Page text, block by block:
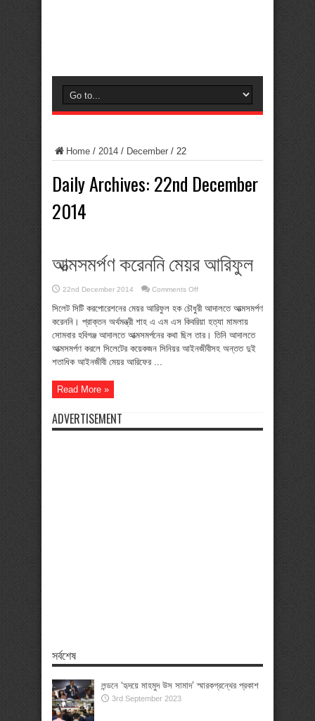
Home / 2014 / December / 22
Daily Archives: 22nd December
2014
আত্মসমর্পণ করেননি মেয়র আরিফুল
22nd December 2014 Comments Offon
করেননি
মেয়র
আরিফুল
সিলেট সিটি করপোরেশনের মেয়র আরিফুল হক চৌধুরী আদালতে আত্মসমর্পণ
করেননি। প্রাক্তন অর্থমন্ত্রী শাহ এ এম এস কিবরিয়া হত্যা মামলায়
সোমবার হবিগঞ্জ আদালতে আত্মসমর্পনের কথা ছিল তার। তিনি আদালতে
আত্মসমর্পণ করলে সিলেটের কয়েকজন সিনিয়র আইনজীবীসহ অন্তত দুই
শতাধিক আইনজীবী মেয়র আরিফের ...
Read More »
ADVERTISEMENT
সর্বশেষ
লন্ডনে ‘হৃদয়ে মাহমুদ উস সামাদ’ স্মারকগ্রন্থের প্রকাশ
3rd September 2023